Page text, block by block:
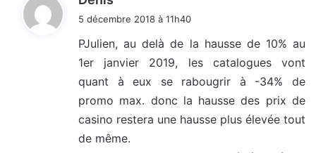
:
5 décembre 2018 à 11h40
PJulien, au delà de la hausse de 10% au
1er janvier 2019, les catalogues vont
quant à eux se rabougrir à -34% de
promo max. donc la hausse des prix de
casino restera une hausse plus élevée tout
de même.